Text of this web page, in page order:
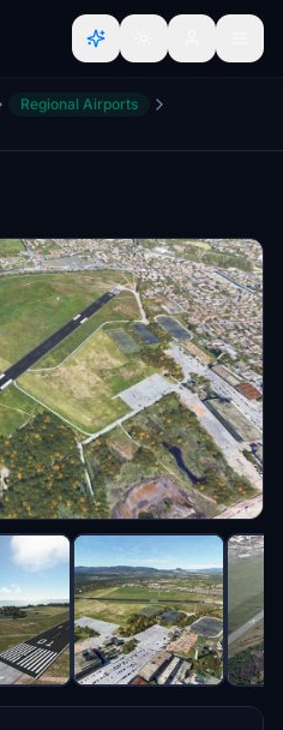
Regional Airports